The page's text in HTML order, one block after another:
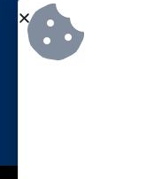
Контакты
Социальные